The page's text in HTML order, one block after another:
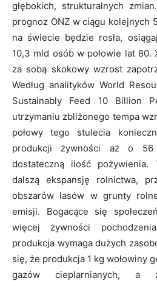
głębokich, strukturalnych
prognoz ONZ w ciągu kolejnych
na świecie będzie rosła,
10,3 mld osób w połowie lat 80.
za sobą skokowy wzrost
Według analityków World
Sustainably Feed 10 Billion
utrzymaniu zbliżonego tempa
połowy tego stulecia
produkcji żywności aż o 56
dostateczną ilość
dalszą ekspansję rolnictwa,
obszarów lasów w grunty
emisji. Bogacące się
więcej żywności
produkcja wymaga dużych
się, że produkcja 1 kg wołowiny
gazów cieplarnianych, a